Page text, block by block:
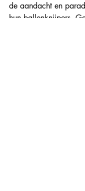
de aandacht en
hun ballenknijpers.